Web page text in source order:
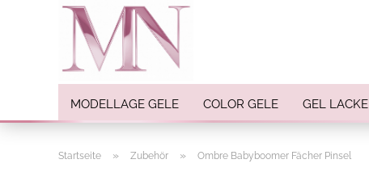
MODELLAGE GELE COLOR GELE GEL LACKE
Startseite » Zubehör » Ombre Babyboomer Fächer Pinsel